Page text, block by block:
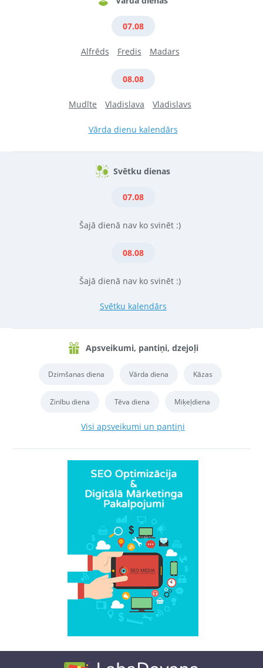
07.08
Alfrēds Fredis Madars
08.08
Mudīte Vladislava Vladislavs
Vārda dienu kalendārs
Svētku dienas
07.08
Šajā dienā nav ko svinēt :)
08.08
Šajā dienā nav ko svinēt :)
Svētku kalendārs
Apsveikumi, pantiņi, dzejoļi
Dzimšanas diena Vārda diena Kāzas
Zinību diena Tēva diena Miķeļdiena
Visi apsveikumi un pantiņi